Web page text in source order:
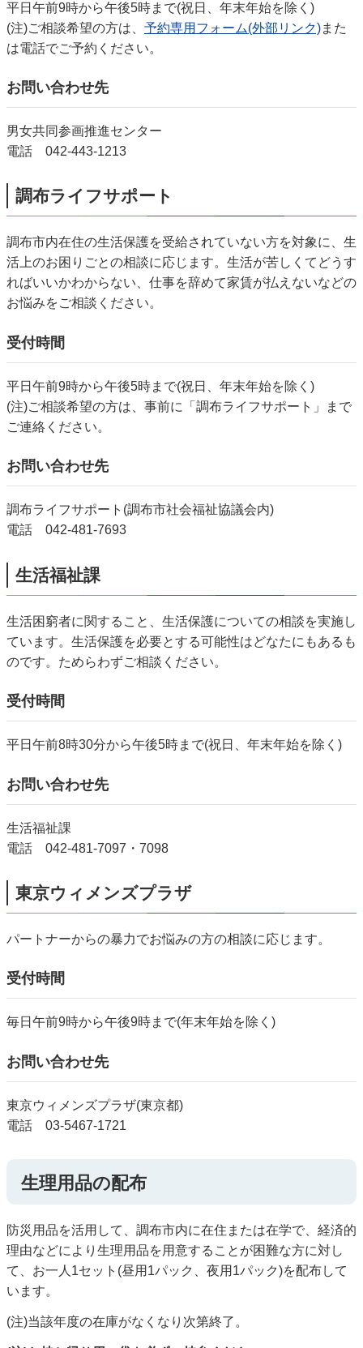
平日午前9時から午後5時まで(祝日、年末年始を除く)
(注)ご相談希望の方は、 予約専用フォーム(外部リンク)また
は電話でご予約ください。
お問い合わせ先
男女共同参画推進センター
電話 042-443-1213
調布ライフサポート
調布市内在住の生活保護を受給されていない方を対象に、生
活上のお困りごとの相談に応じます。生活が苦しくてどうす
ればいいかわからない、仕事を辞めて家賃が払えないなどの
お悩みをご相談ください。
受付時間
平日午前9時から午後5時まで(祝日、年末年始を除く)
(注)ご相談希望の方は、事前に「調布ライフサポート」まで
ご連絡ください。
お問い合わせ先
調布ライフサポート(調布市社会福祉協議会内)
電話 042-481-7693
生活福祉課
生活困窮者に関すること、生活保護についての相談を実施し
ています。生活保護を必要とする可能性はどなたにもあるも
のです。ためらわずご相談ください。
受付時間
平日午前8時30分から午後5時まで(祝日、年末年始を除く)
お問い合わせ先
生活福祉課
電話 042-481-7097・7098
東京ウィメンズプラザ
パートナーからの暴力でお悩みの方の相談に応じます。
受付時間
毎日午前9時から午後9時まで(年末年始を除く)
お問い合わせ先
東京ウィメンズプラザ(東京都)
電話 03-5467-1721
生理用品の配布
防災用品を活用して、調布市内に在住または在学で、経済的
理由などにより生理用品を用意することが困難な方に対し
て、お一人1セット(昼用1パック、夜用1パック)を配布して
います。
(注)当該年度の在庫がなくなり次第終了。